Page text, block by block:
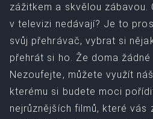
zážitkem a skvělou zábavou.
v televizi nedávají? Je to
svůj přehrávač, vybrat si
přehrát si ho. Že doma
Nezoufejte, můžete využít náš
kterému si budete moci
nejrůznějších filmů, které vás